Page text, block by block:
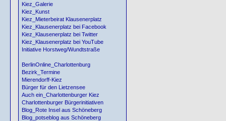
Kiez_Galerie
Kiez_Kunst
Kiez_Mieterbeirat Klausenerplatz
Kiez_Klausenerplatz bei Facebook
Kiez_Klausenerplatz bei Twitter
Kiez_Klausenerplatz bei YouTube
Initiative Horstweg/Wundtstraße
BerlinOnline_Charlottenburg
Bezirk_Termine
Mierendorff-Kiez
Bürger für den Lietzensee
Auch ein_Charlottenburger Kiez
Charlottenburger Bürgerinitiativen
Blog_Rote Insel aus Schöneberg
Blog_potseblog aus Schöneberg